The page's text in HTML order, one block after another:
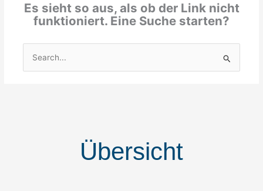
Es sieht so aus, als ob der Link nicht
funktioniert. Eine Suche starten?
Suchen
nach:
Übersicht